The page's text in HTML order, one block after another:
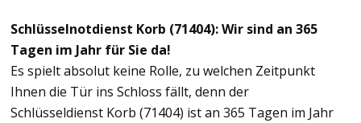
Schlüsselnotdienst Korb (71404): Wir sind an 365
Tagen im Jahr für Sie da!
Es spielt absolut keine Rolle, zu welchen Zeitpunkt
Ihnen die Tür ins Schloss fällt, denn der
Schlüsseldienst Korb (71404) ist an 365 Tagen im Jahr